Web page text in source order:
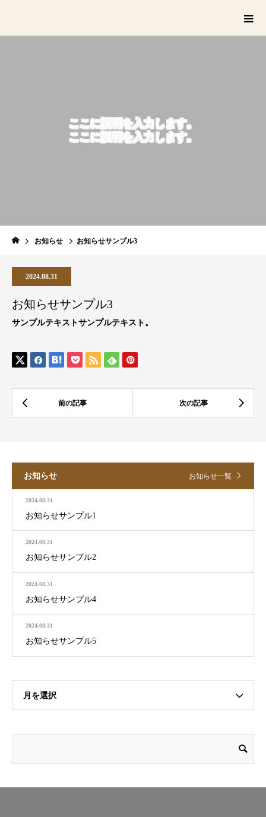
ここに説明を入力します。
ここに説明を入力します。
お知らせ お知らせサンプル3
2024.08.31
お知らせサンプル3
サンプルテキストサンプルテキスト。
お知らせ お知らせ一覧
2024.08.31
お知らせサンプル1
2024.08.31
お知らせサンプル2
2024.08.31
お知らせサンプル4
2024.08.31
お知らせサンプル5
月を選択